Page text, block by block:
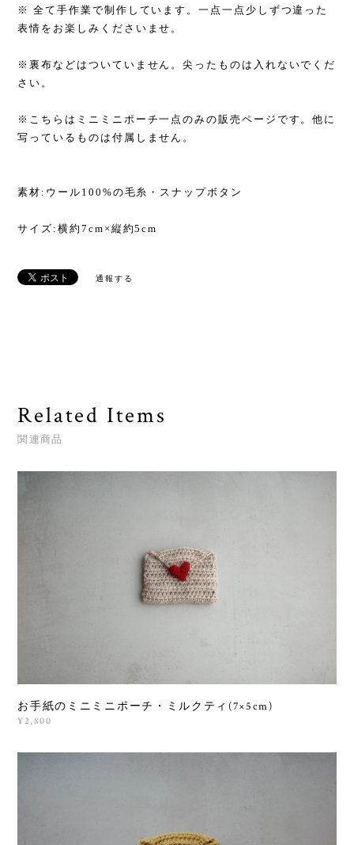
※ 全て手作業で制作しています。一点一点少しずつ違った
表情をお楽しみくださいませ。
※裏布などはついていません。尖ったものは入れないでくだ
さい。
※こちらはミニミニポーチ一点のみの販売ページです。他に
写っているものは付属しません。
素材:ウール100%の毛糸・スナップボタン
サイズ:横約7cm×縦約5cm
通報する
Related Items
関連商品
お手紙のミニミニポーチ・ミルクティ(7×5cm)
¥2,800